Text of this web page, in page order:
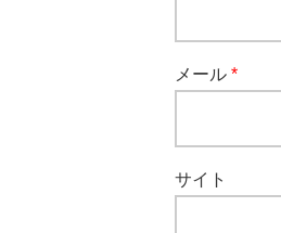
メール *
サイト